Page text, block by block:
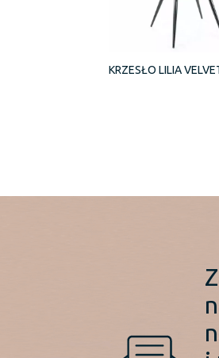
KRZESŁO LILIA